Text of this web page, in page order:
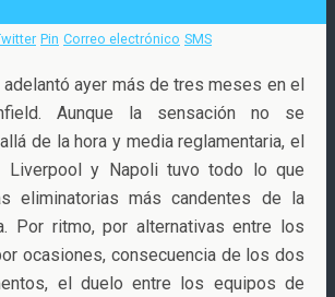
Pin Correo electrónico SMS
adelantó ayer más de tres meses en el
Aunque la sensación no se
de la hora y media reglamentaria, el
Liverpool y Napoli tuvo todo lo que
eliminatorias más candentes de la
Por ritmo, por alternativas entre los
ocasiones, consecuencia de los dos
el duelo entre los equipos de